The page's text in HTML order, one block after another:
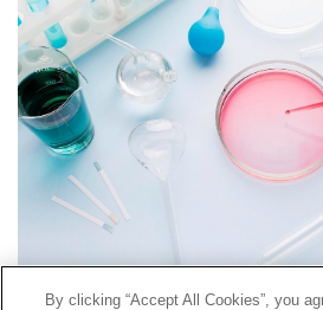
By clicking “Accept All Cookies”, you